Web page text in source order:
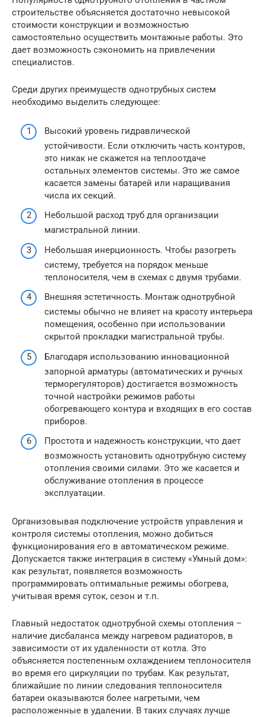
строительстве объясняется достаточно невысокой
стоимости конструкции и возможностью
самостоятельно осуществить монтажные работы. Это
дает возможность сэкономить на привлечении
специалистов.
Среди других преимуществ однотрубных систем
необходимо выделить следующее:
Высокий уровень гидравлической
устойчивости. Если отключить часть контуров,
это никак не скажется на теплоотдаче
остальных элементов системы. Это же самое
касается замены батарей или наращивания
числа их секций.
Небольшой расход труб для организации
магистральной линии.
Небольшая инерционность. Чтобы разогреть
систему, требуется на порядок меньше
теплоносителя, чем в схемах с двумя трубами.
Внешняя эстетичность. Монтаж однотрубной
системы обычно не влияет на красоту интерьера
помещения, особенно при использовании
скрытой прокладки магистральной трубы.
Благодаря использованию инновационной
запорной арматуры (автоматических и ручных
терморегуляторов) достигается возможность
точной настройки режимов работы
обогревающего контура и входящих в его состав
приборов.
Простота и надежность конструкции, что дает
возможность установить однотрубную систему
отопления своими силами. Это же касается и
обслуживание отопления в процессе
эксплуатации.
Организовывая подключение устройств управления и
контроля системы отопления, можно добиться
функционирования его в автоматическом режиме.
Допускается также интеграция в систему «Умный дом»:
как результат, появляется возможность
программировать оптимальные режимы обогрева,
учитывая время суток, сезон и т.п.
Главный недостаток однотрубной схемы отопления –
наличие дисбаланса между нагревом радиаторов, в
зависимости от их удаленности от котла. Это
объясняется постепенным охлаждением теплоносителя
во время его циркуляции по трубам. Как результат,
ближайшие по линии следования теплоносителя
батареи оказываются более нагретыми, чем
расположенные в удалении. В таких случаях лучше